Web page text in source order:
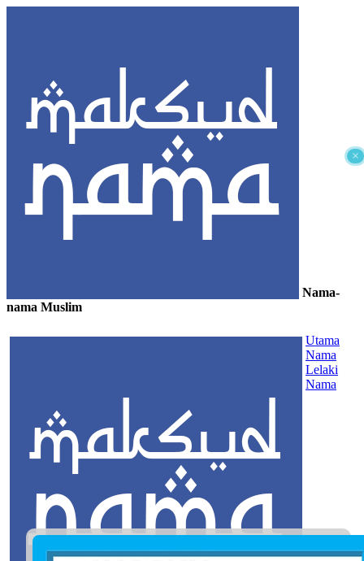
×
Nama-
nama Muslim
Utama
Nama
Lelaki
Nama